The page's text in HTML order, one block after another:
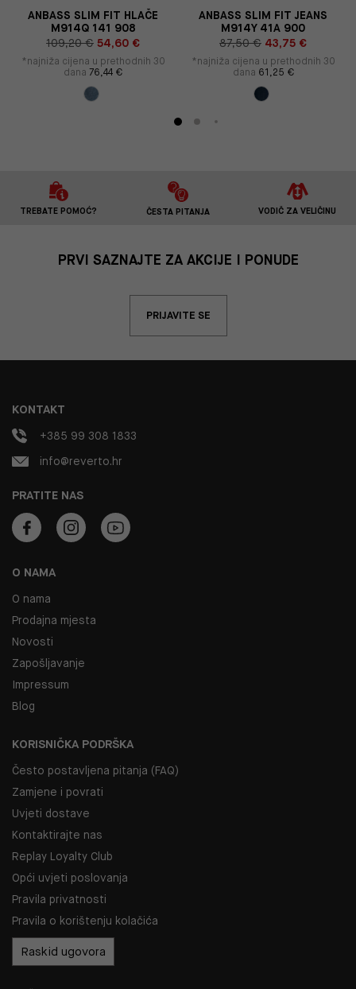
ANBASS SLIM FIT HLAČE
M914Q 141 908
109,20 € 54,60 €
*najniža cijena u prethodnih 30
dana 76,44 €
ANBASS SLIM FIT JEANS
M914Y 41A 900
87,50 € 43,75 €
*najniža cijena u prethodnih 30
dana 61,25 €
TREBATE POMOĆ? ČESTA PITANJA VODIČ ZA VELIČINU
PRVI SAZNAJTE ZA AKCIJE I PONUDE
PRIJAVITE SE
O NAMA
O nama
Prodajna mjesta
Novosti
Zapošljavanje
Impressum
Blog
KORISNIČKA PODRŠKA
Često postavljena pitanja (FAQ)
Zamjene i povrati
Uvjeti dostave
Kontaktirajte nas
Replay Loyalty Club
Opći uvjeti poslovanja
Pravila privatnosti
Pravila o korištenju kolačića
Raskid ugovora
PRATITE NAS
KONTAKT
+385 99 308 1833
info@reverto.hr